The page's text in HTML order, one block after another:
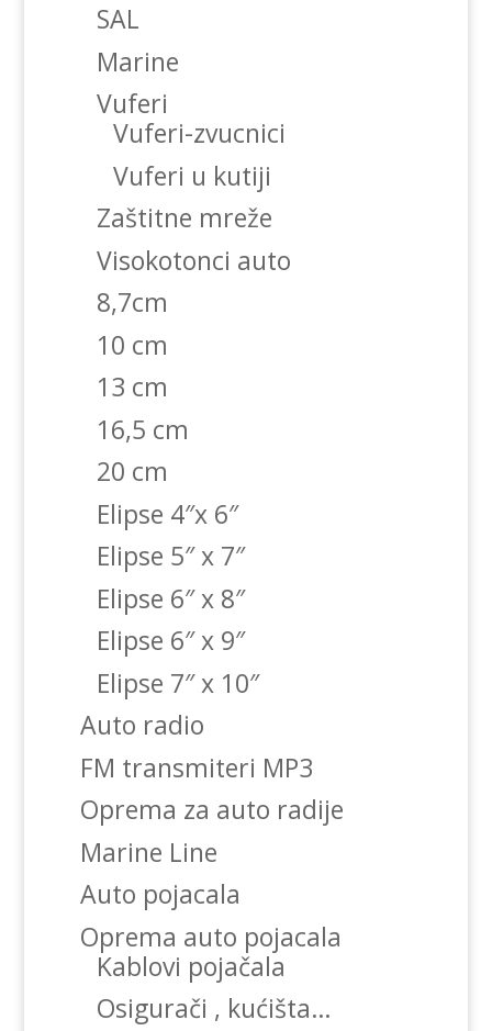
SAL
Marine
Vuferi
Vuferi-zvucnici
Vuferi u kutiji
Zaštitne mreže
Visokotonci auto
8,7cm
10 cm
13 cm
16,5 cm
20 cm
Elipse 4″x 6″
Elipse 5″ x 7″
Elipse 6″ x 8″
Elipse 6″ x 9″
Elipse 7″ x 10″
Auto radio
FM transmiteri MP3
Oprema za auto radije
Marine Line
Auto pojacala
Oprema auto pojacala
Kablovi pojačala
Osigurači , kućišta…